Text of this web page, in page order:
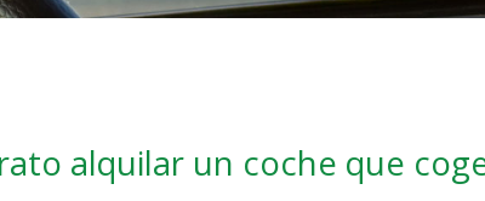
alquilar un coche que